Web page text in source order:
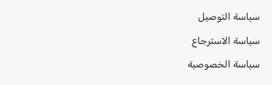
سياسة التوصيل
سياسة الاسترجاع
سياسة الخصوصية